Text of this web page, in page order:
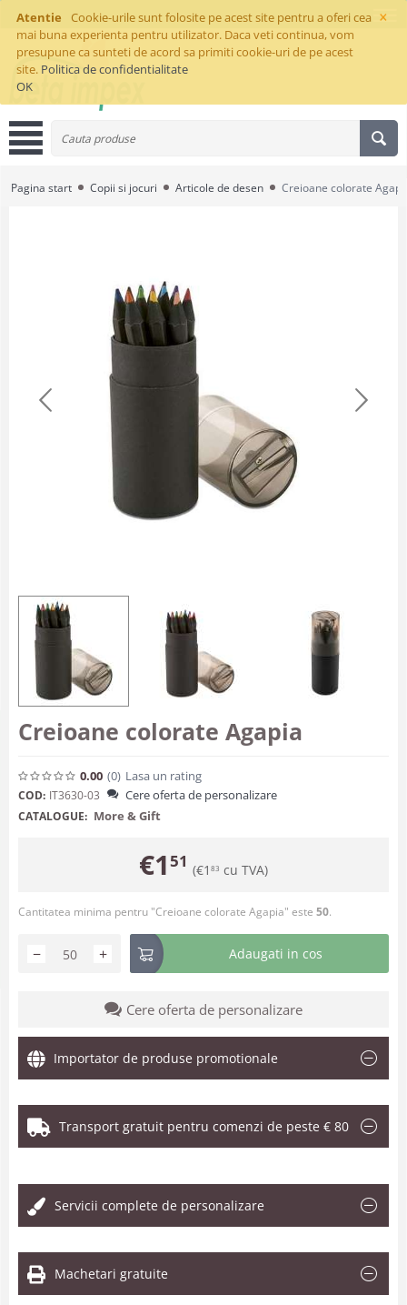
×
Atentie
Cookie-urile sunt folosite pe acest site pentru a oferi cea
mai buna experienta pentru utilizator. Daca veti continua, vom
presupune ca sunteti de acord sa primiti cookie-uri de pe acest
site. Politica de confidentialitate
OK
Pagina start Copii si jocuri Articole de desen Creioane colorate
Creioane colorate Agapia
0.00 (0) Lasa un rating
COD: IT3630-03 Cere oferta de personalizare
CATALOGUE: More & Gift
€151 (€1 83 cu TVA)
Cantitatea minima pentru "Creioane colorate Agapia" este 50.
+
− Adaugati in cos
Cere oferta de personalizare
Importator de produse promotionale
Transport gratuit pentru comenzi de peste € 80
Servicii complete de personalizare
Machetari gratuite